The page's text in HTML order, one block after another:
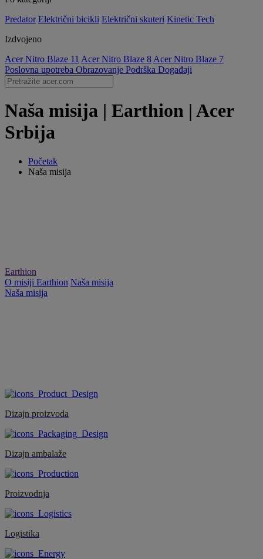
Predator Električni bicikli Električni skuteri Kinetic Tech
Izdvojeno
Acer Nitro Blaze 11 Acer Nitro Blaze 8 Acer Nitro Blaze 7
Poslovna upotreba Obrazovanje Podrška Događaji
Naša misija | Earthion | Acer
Srbija
Početak
Naša misija
Earthion
O misiji Earthion Naša misija
Naša misija
Dizajn proizvoda
Dizajn ambalaže
Proizvodnja
Logistika